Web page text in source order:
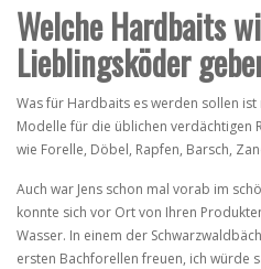
Welche Hardbaits
Lieblingsköder
Was für Hardbaits es werden sollen
Modelle für die üblichen verdächtigen
wie Forelle, Döbel, Rapfen, Barsch,
Auch war Jens schon mal vorab im
konnte sich vor Ort von Ihren
Wasser. In einem der
ersten Bachforellen freuen, ich würde